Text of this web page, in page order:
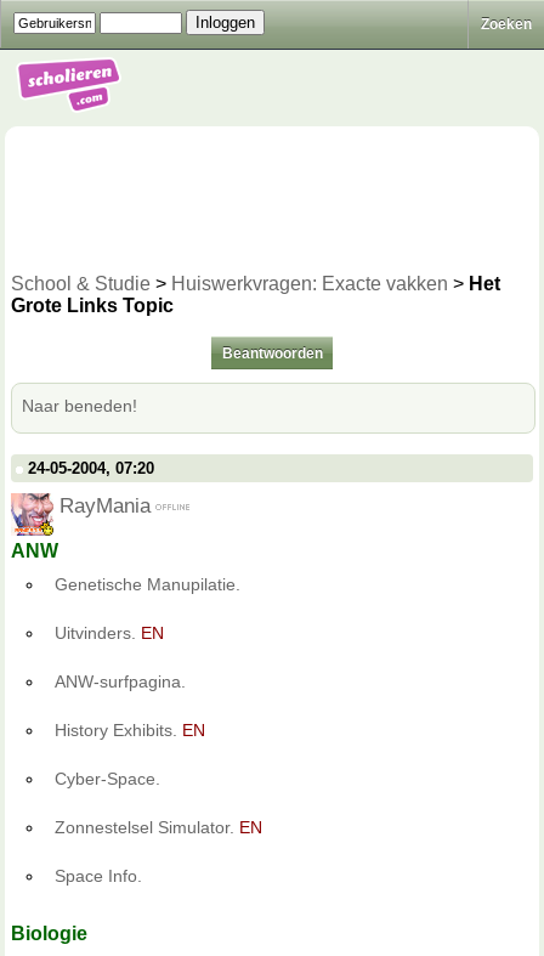
Zoeken
School & Studie > Huiswerkvragen: Exacte vakken > Het
Grote Links Topic
Beantwoorden
Naar beneden!
24-05-2004, 07:20
RayMania
ANW
Genetische Manupilatie.
Uitvinders. EN
ANW-surfpagina.
History Exhibits. EN
Cyber-Space.
Zonnestelsel Simulator. EN
Space Info.
Biologie